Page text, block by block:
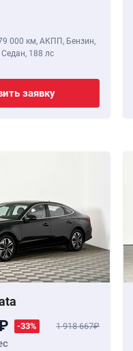
000 км, АКПП, Бензин,
188 лс
заявку
-33% 1 918 667